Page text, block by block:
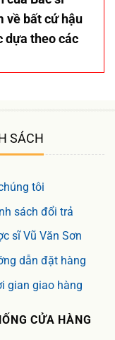
về bất cứ hậu
dựa theo các
SÁCH
tôi
sách đổi trả
sĩ Vũ Văn Sơn
dẫn đặt hàng
gian giao hàng
CỬA HÀNG